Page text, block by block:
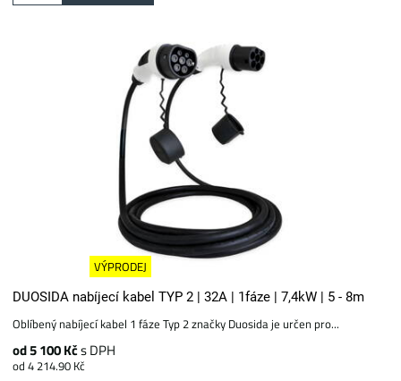
VÝPRODEJ
DUOSIDA nabíjecí kabel TYP 2 | 32A | 1fáze | 7,4kW | 5 - 8m
Oblíbený nabíjecí kabel 1 fáze Typ 2 značky Duosida je určen pro...
od 5 100 Kčs DPH
od 4 214.90 Kč